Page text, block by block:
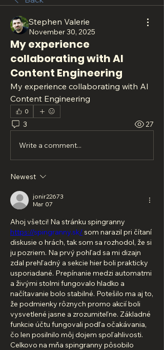
Stephen Valerie
November 30, 2025
My experience
collaborating with AI
Content Engineering
My experience collaborating with AI
Content Engineering
0
3 27
Write a comment...
Newest
jonir22673
Mar 07
https://spingranny.sk/ som narazil pri čítaní
diskusie o hrách, tak som sa rozhodol, že si
ju pozriem. Na prvý pohľad sa mi dizajn
zdal prehľadný a sekcie hier boli prakticky
usporiadané. Prepínanie medzi automatmi
a živými stolmi fungovalo hladko a
načítavanie bolo stabilné. Potešilo ma aj to,
že podmienky rôznych promo akcií boli
vysvetlené jasne a zrozumiteľne. Základné
funkcie účtu fungovali podľa očakávania,
čo len posilnilo môj dojem spoľahlivosti.
Celkovo na mňa spingranny pôsobilo